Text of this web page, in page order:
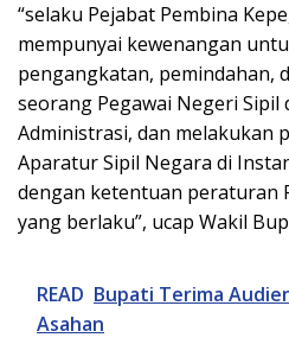
“selaku Pejabat Pembina
mempunyai kewenangan
pengangkatan, pemindahan,
seorang Pegawai Negeri Sipil
Administrasi, dan melakukan
Aparatur Sipil Negara di
dengan ketentuan peraturan
yang berlaku”, ucap Wakil
READ Bupati Terima
Asahan